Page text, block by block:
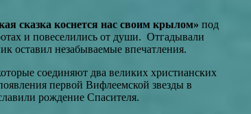
сказка коснется нас своим крылом» под
и повеселились от души. Отгадывали
оставил незабываемые впечатления.
соединяют два великих христианских
первой Вифлеемской звезды в
рождение Спасителя.